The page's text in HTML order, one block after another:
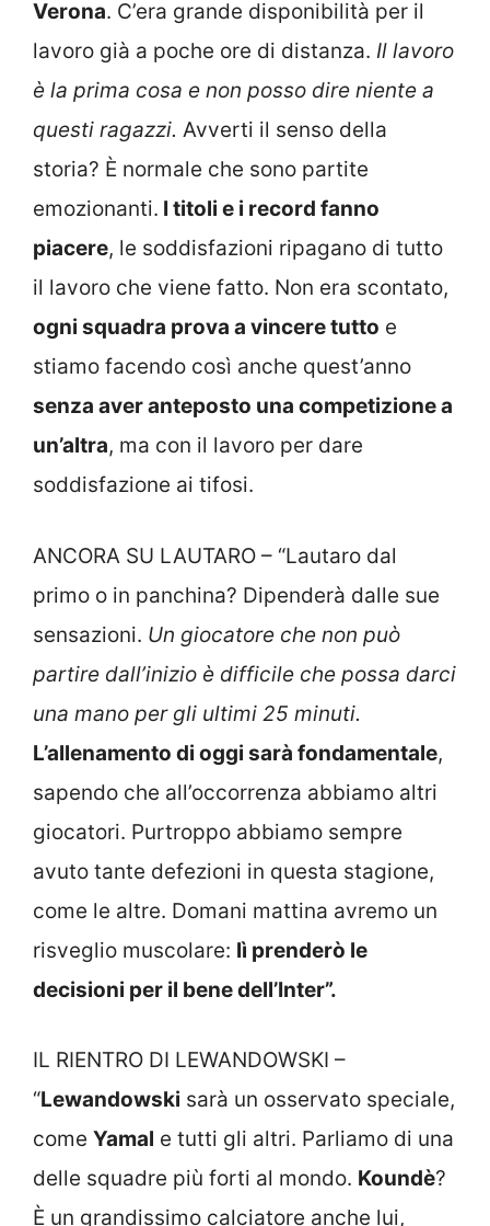
Verona. C’era grande disponibilità per il
lavoro già a poche ore di distanza. Il lavoro
è la prima cosa e non posso dire niente a
questi ragazzi. Avverti il senso della
storia? È normale che sono partite
emozionanti. I titoli e i record fanno
piacere, le soddisfazioni ripagano di tutto
il lavoro che viene fatto. Non era scontato,
ogni squadra prova a vincere tutto e
stiamo facendo così anche quest’anno
senza aver anteposto una competizione a
un’altra, ma con il lavoro per dare
soddisfazione ai tifosi.
ANCORA SU LAUTARO – “Lautaro dal
primo o in panchina? Dipenderà dalle sue
sensazioni. Un giocatore che non può
partire dall’inizio è difficile che possa darci
una mano per gli ultimi 25 minuti.
L’allenamento di oggi sarà fondamentale,
sapendo che all’occorrenza abbiamo altri
giocatori. Purtroppo abbiamo sempre
avuto tante defezioni in questa stagione,
come le altre. Domani mattina avremo un
risveglio muscolare: lì prenderò le
decisioni per il bene dell’Inter”.
IL RIENTRO DI LEWANDOWSKI –
“Lewandowski sarà un osservato speciale,
come Yamal e tutti gli altri. Parliamo di una
delle squadre più forti al mondo. Koundè?
È un grandissimo calciatore anche lui,